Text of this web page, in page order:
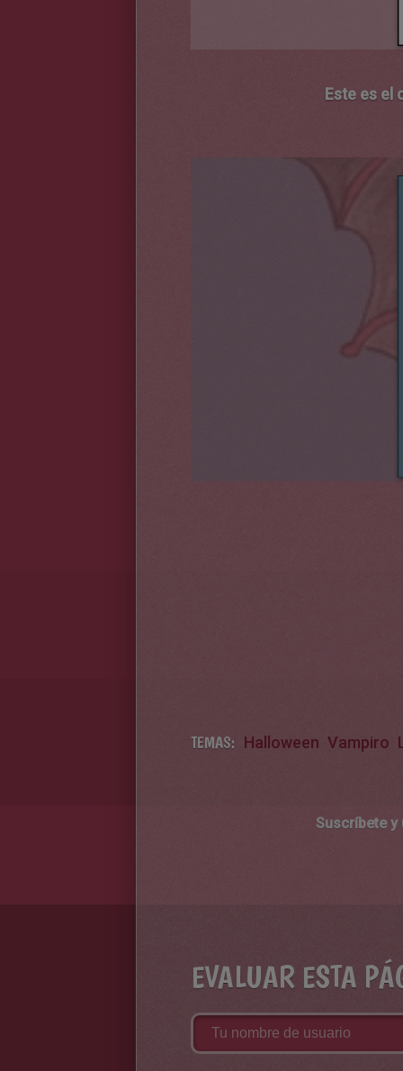
Este es el
TEMAS: Halloween Vampiro
Suscríbete y
EVALUAR ESTA